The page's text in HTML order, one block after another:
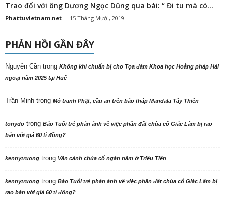
Trao đổi với ông Dương Ngọc Dũng qua bài: “ Đi tu mà có...
Phattuvietnam.net - 15 Tháng Mười, 2019
PHẢN HỒI GẦN ĐÂY
Nguyên Cần trong Không khí chuẩn bị cho Tọa đàm Khoa học Hoằng pháp Hải
ngoại năm 2025 tại Huế
Trần Minh trong Mở tranh Phật, cầu an trên bảo tháp Mandala Tây Thiên
tonydo trong Báo Tuổi trẻ phản ảnh về việc phần đất chùa cổ Giác Lâm bị rao
bán với giá 60 tỉ đồng?
kennytruong trong Vãn cảnh chùa cổ ngàn năm ở Triều Tiên
kennytruong trong Báo Tuổi trẻ phản ảnh về việc phần đất chùa cổ Giác Lâm bị
rao bán với giá 60 tỉ đồng?